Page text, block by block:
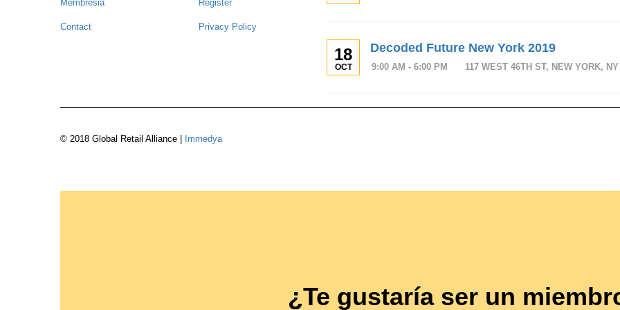
Membresia
Contact
Register
Privacy Policy
18
OCT
Decoded Future New York 2019
9:00 AM - 6:00 PM 117 WEST 46TH ST, NEW YORK,
© 2018 Global Retail Alliance | Immedya
¿Te gustaría ser un